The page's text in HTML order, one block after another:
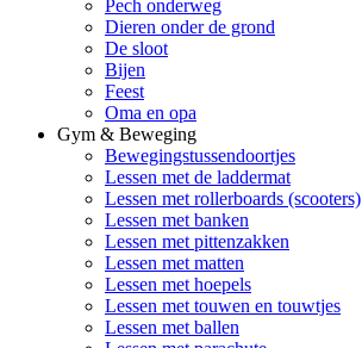
Pech onderweg
Dieren onder de grond
De sloot
Bijen
Feest
Oma en opa
Gym & Beweging
Bewegingstussendoortjes
Lessen met de laddermat
Lessen met rollerboards (scooters)
Lessen met banken
Lessen met pittenzakken
Lessen met matten
Lessen met hoepels
Lessen met touwen en touwtjes
Lessen met ballen